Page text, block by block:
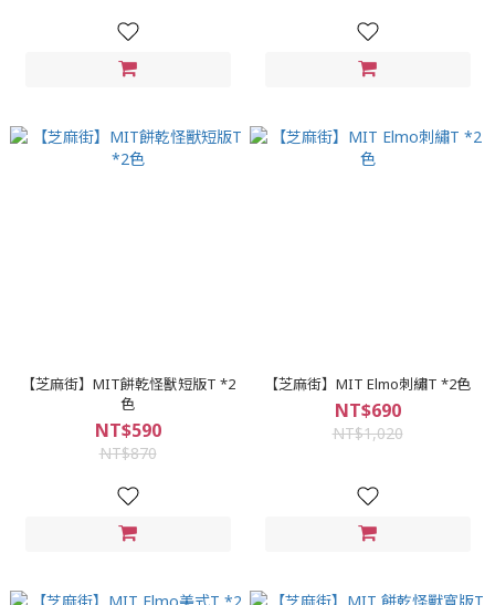
【芝麻街】MIT餅乾怪獸短版T *2
色
NT$590
NT$870
【芝麻街】MIT Elmo刺繡T *2色
NT$690
NT$1,020